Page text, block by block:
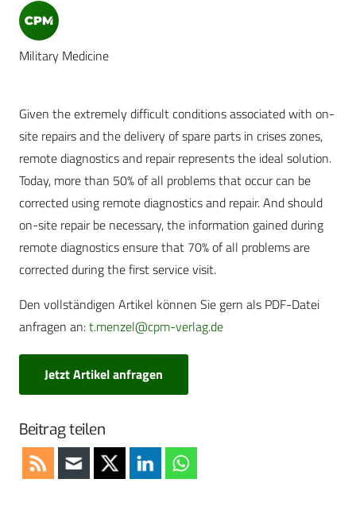
Military Medicine
Given the extremely difficult conditions associated with on-
site repairs and the delivery of spare parts in crises zones,
remote diagnostics and repair represents the ideal solution.
Today, more than 50% of all problems that occur can be
corrected using remote diagnostics and repair. And should
on-site repair be necessary, the information gained during
remote diagnostics ensure that 70% of all problems are
corrected during the first service visit.
Den vollständigen Artikel können Sie gern als PDF-Datei
anfragen an:t.menzel@cpm-verlag.de
Jetzt Artikel anfragen
Beitrag teilen